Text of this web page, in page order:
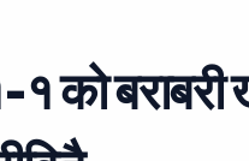
को बराबरी